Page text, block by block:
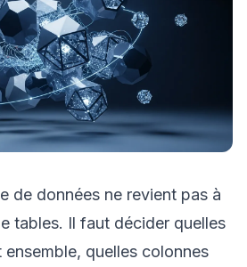
de données ne revient pas à
tables. Il faut décider quelles
quelles colonnes